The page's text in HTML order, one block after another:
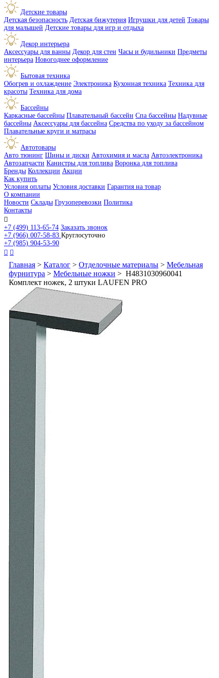
Детские товары
Детская безопасность Детская бижутерия Игрушки для детей Товары
для малышей Детские товары для игр и отдыха
Декор интерьера
Аксессуары для ванны Декор для стен Часы и будильники Предметы
интерьера Новогоднее оформление
Бытовая техника
Обогрев и охлаждение Электроника Кухонная техника Техника для
красоты Техника для дома
Бассейны
Каркасные бассейны Плавательный бассейн Спа бассейны Надувные
бассейны Аксессуары для бассейна Средства по уходу за бассейном
Плавательные круги и матрасы
Автотовары
Авто тюнинг Шины и диски Автохимия и масла Автоэлектроника
Автозапчасти Канистры для топлива Воронка для топлива
Бренды Коллекции Акции
Как купить
Условия оплаты Условия доставки Гарантия на товар
О компании
Новости Склады Грузоперевозки Политика
Контакты

+7 (499) 113-65-74 Заказать звонок
+7 (966) 007-58-83 Круглосуточно
+7 (985) 904-53-90
 
Главная > Каталог > Отделочные материалы > Мебельная
фурнитура > Мебельные ножки > H4831030960041
Комплект ножек, 2 штуки LAUFEN PRO